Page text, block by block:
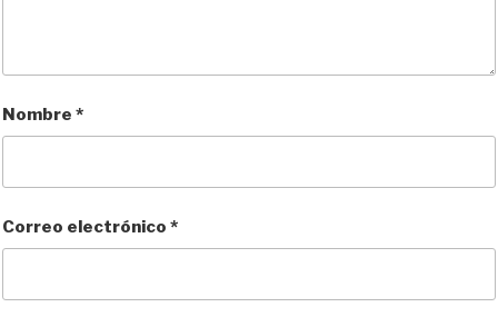
Nombre *
Correo electrónico *